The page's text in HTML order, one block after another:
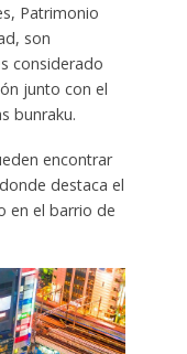
Patrimonio
son
considerado
junto con el
bunraku.
encontrar
destaca el
en el barrio de